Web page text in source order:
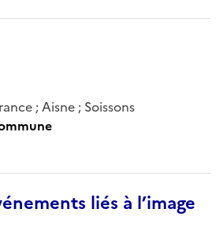
; Aisne ; Soissons
liés à l’image